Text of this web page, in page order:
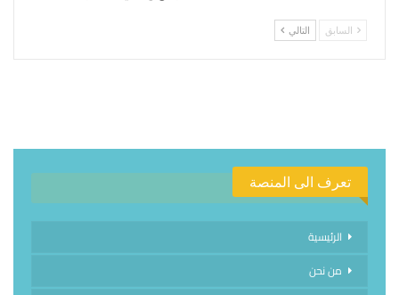
السابق التالي
تعرف الى المنصة
الرئيسية
من نحن